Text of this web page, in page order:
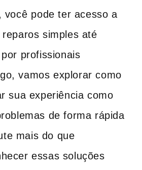
​você⁢ pode ter acesso a
simples até
profissionais
vamos explorar como
sua experiência como
de forma rápida
mais do que
essas soluções